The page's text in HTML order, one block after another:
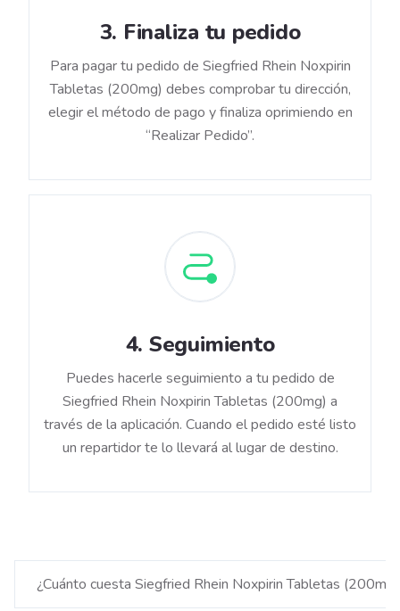
3. Finaliza tu pedido
Para pagar tu pedido de Siegfried Rhein Noxpirin
Tabletas (200mg) debes comprobar tu dirección,
elegir el método de pago y finaliza oprimiendo en
“Realizar Pedido”.
4. Seguimiento
Puedes hacerle seguimiento a tu pedido de
Siegfried Rhein Noxpirin Tabletas (200mg) a
través de la aplicación. Cuando el pedido esté listo
un repartidor te lo llevará al lugar de destino.
¿Cuánto cuesta Siegfried Rhein Noxpirin Tabletas